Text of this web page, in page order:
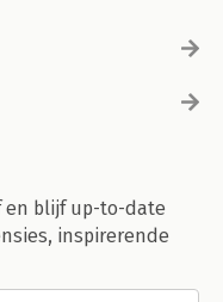
en blijf up-to-date
inspirerende